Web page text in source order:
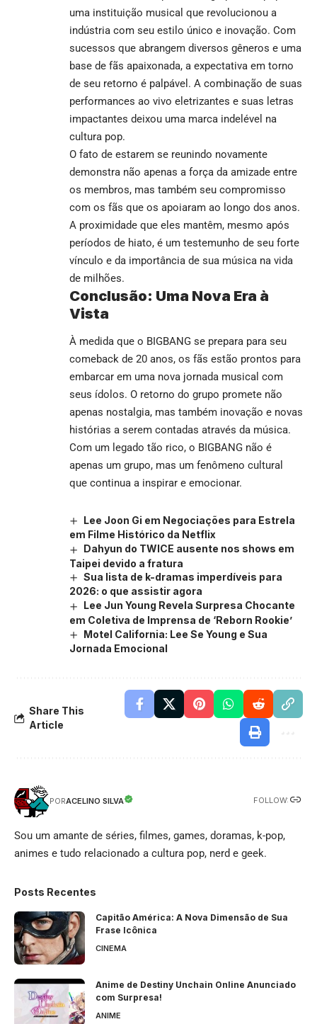
uma instituição musical que revolucionou a
indústria com seu estilo único e inovação. Com
sucessos que abrangem diversos gêneros e uma
base de fãs apaixonada, a expectativa em torno
de seu retorno é palpável. A combinação de suas
performances ao vivo eletrizantes e suas letras
impactantes deixou uma marca indelével na
cultura pop.
O fato de estarem se reunindo novamente
demonstra não apenas a força da amizade entre
os membros, mas também seu compromisso
com os fãs que os apoiaram ao longo dos anos.
A proximidade que eles mantêm, mesmo após
períodos de hiato, é um testemunho de seu forte
vínculo e da importância de sua música na vida
de milhões.
Conclusão: Uma Nova Era à
Vista
À medida que o BIGBANG se prepara para seu
comeback de 20 anos, os fãs estão prontos para
embarcar em uma nova jornada musical com
seus ídolos. O retorno do grupo promete não
apenas nostalgia, mas também inovação e novas
histórias a serem contadas através da música.
Com um legado tão rico, o BIGBANG não é
apenas um grupo, mas um fenômeno cultural
que continua a inspirar e emocionar.
Lee Joon Gi em Negociações para Estrela
em Filme Histórico da Netflix
Dahyun do TWICE ausente nos shows em
Taipei devido a fratura
Sua lista de k-dramas imperdíveis para
2026: o que assistir agora
Lee Jun Young Revela Surpresa Chocante
em Coletiva de Imprensa de ‘Reborn Rookie’
Motel California: Lee Se Young e Sua
Jornada Emocional
Share This
Article
PORACELINO SILVA FOLLOW:
Sou um amante de séries, filmes, games, doramas, k-pop,
animes e tudo relacionado a cultura pop, nerd e geek.
Posts Recentes
Capitão América: A Nova Dimensão de Sua
Frase Icônica
CINEMA
Anime de Destiny Unchain Online Anunciado
com Surpresa!
ANIME